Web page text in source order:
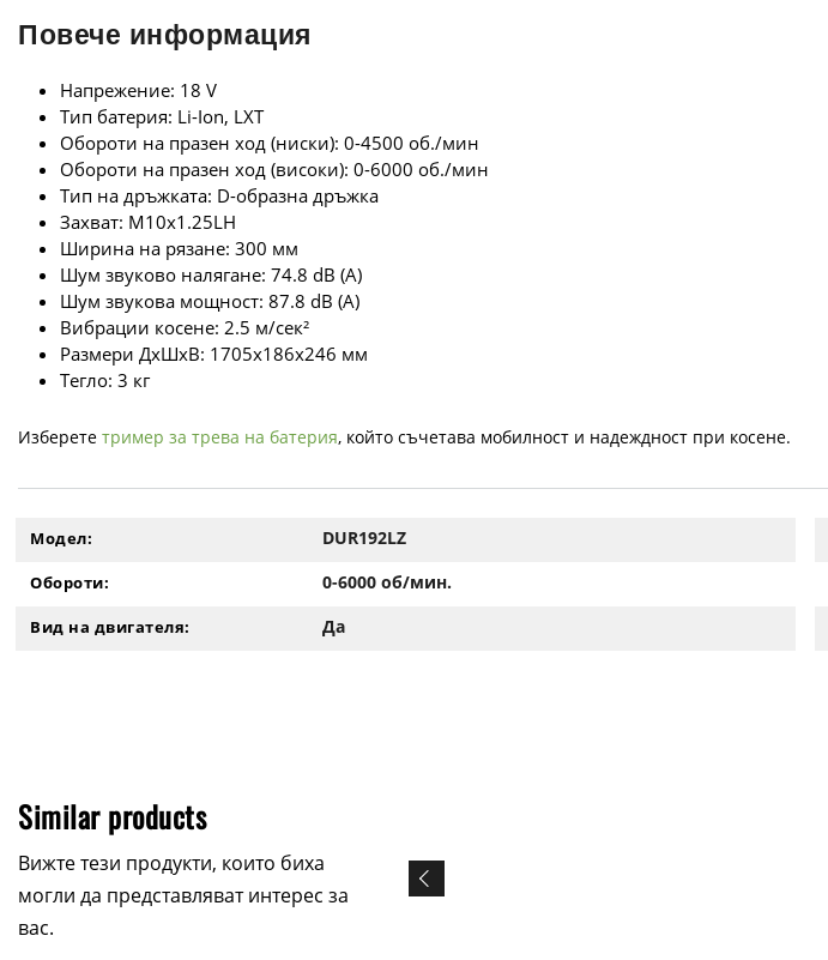
Повече информация
Напрежение: 18 V
Тип батерия: Li-Ion, LXT
Обороти на празен ход (ниски): 0-4500 об./мин
Обороти на празен ход (високи): 0-6000 об./мин
Тип на дръжката: D-образна дръжка
Захват: M10x1.25LH
Ширина на рязане: 300 мм
Шум звуково налягане: 74.8 dB (A)
Шум звукова мощност: 87.8 dB (A)
Вибрации косене: 2.5 м/сек²
Размери ДхШхВ: 1705x186x246 мм
Тегло: 3 кг
Изберете тример за трева на батерия, който съчетава мобилност и надеждност при косене.
Модел: DUR192LZ
Обороти: 0-6000 об/мин.
Вид на двигателя: Да
Similar products
Вижте тези продукти, които биха
могли да представляват интерес за
вас.